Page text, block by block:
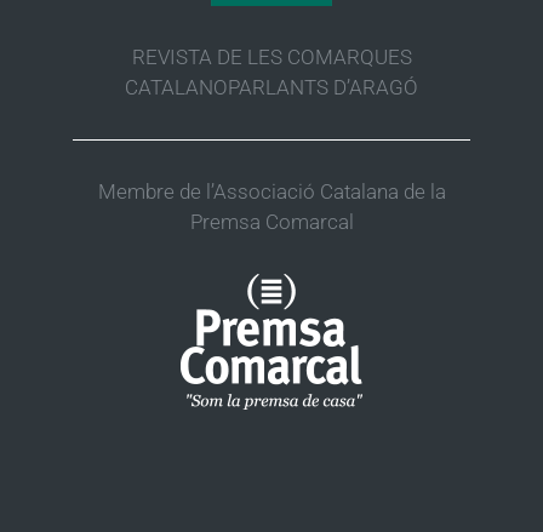
REVISTA DE LES COMARQUES
CATALANOPARLANTS D’ARAGÓ
Membre de l’Associació Catalana de la
Premsa Comarcal